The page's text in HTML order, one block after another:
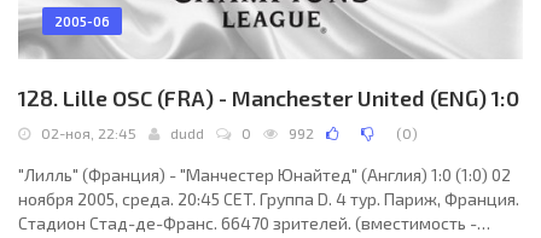
2005-06
128. Lille OSC (FRA) - Manchester United (ENG) 1:0
02-ноя, 22:45 dudd 0 992 (0)
"Лилль" (Франция) - "Манчестер Юнайтед" (Англия) 1:0 (1:0) 02
ноября 2005, среда. 20:45 CET. Группа D. 4 тур. Париж, Франция.
Стадион Стад-де-Франс. 66470 зрителей. (вместимость -